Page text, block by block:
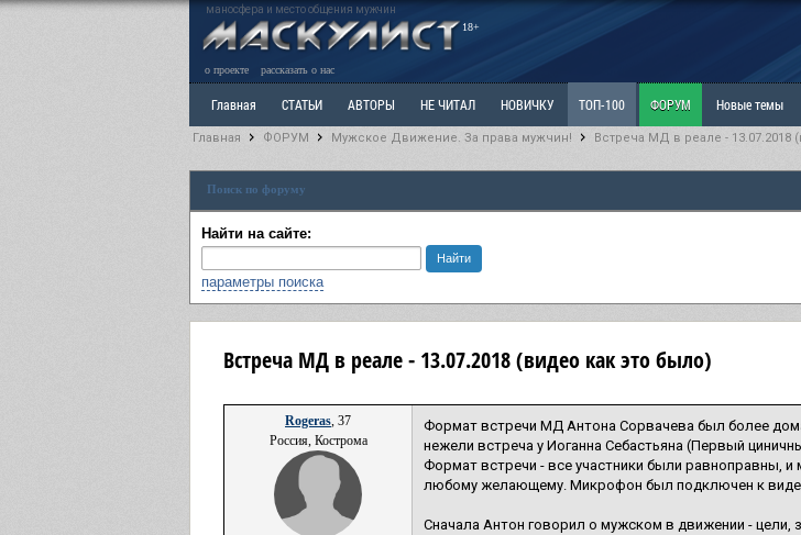
маносфера и место общения мужчин
18+
о проекте рассказать о нас
Главная СТАТЬИ АВТОРЫ НЕ ЧИТАЛ НОВИЧКУ ТОП-100 ФОРУМ Новые темы
Ветка: Расстаюсь или Развожусь. САНЧАС Ветка: Наболевшее. Выскажись! РАЗДЕЛ: Мы и Женщины
РАЗДЕЛ: Разное
Главная ФОРУМ Мужское Движение. За права мужчин! Встреча МД в реале - 13.07.2018
Поиск по форуму
Найти на сайте:
параметры поиска
Встреча МД в реале - 13.07.2018 (видео как это было)
Rogeras, 37
Россия, Кострома
Формат встречи МД Антона Сорвачева был более
нежели встреча у Иоганна Себастьяна (Первый
Формат встречи - все участники были равноправны,
любому желающему. Микрофон был подключен к
Сначала Антон говорил о мужском в движении - цели,